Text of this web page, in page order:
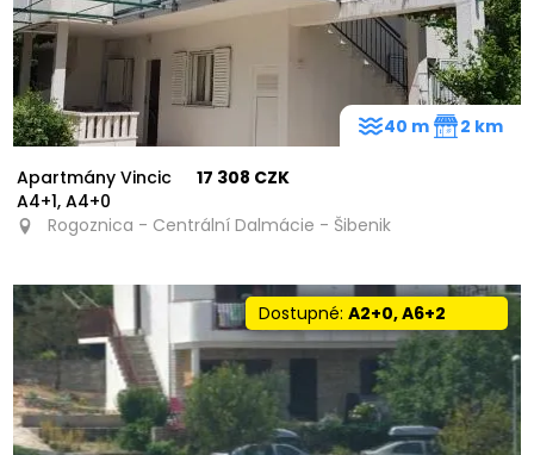
Apartmány Vincic
A4+1, A4+0
17 308 CZK
Rogoznica - Centrální Dalmácie - Šibenik
40 m 2 km
Dostupné:A2+0, A6+2